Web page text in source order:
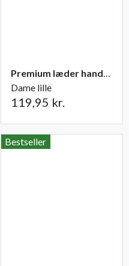
Premium læder handske Flutter
Dame lille
119,95 kr.
Bestseller